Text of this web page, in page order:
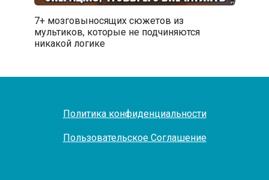
7+ мозговыносящих сюжетов из
мультиков, которые не подчиняются
никакой логике
Политика конфиденциальности
Пользовательское Соглашение